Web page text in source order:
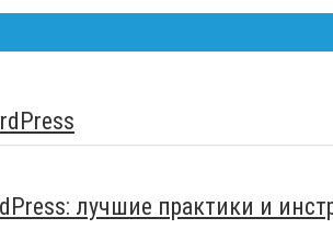
лучшие практики и